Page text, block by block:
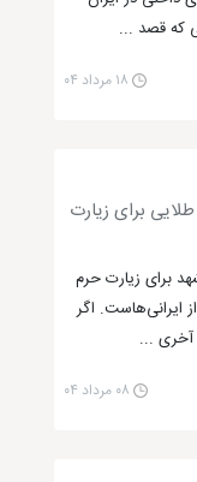
که قصد ...
۱۸ مرداد ۰۴
برای زیارت
برای زیارت حرم
ایرانی‌هاست. اگر
آخری ...
۰۸ مرداد ۰۴